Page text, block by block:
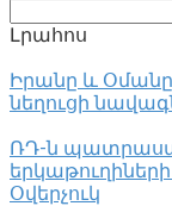
Լրահոս
Իրանը և Օմանը
նեղուցի
ՌԴ-ն պատրաստ
Օվերչուկ